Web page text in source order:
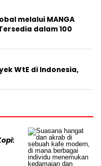
melalui MANGA
dalam 100
WtE di Indonesia,